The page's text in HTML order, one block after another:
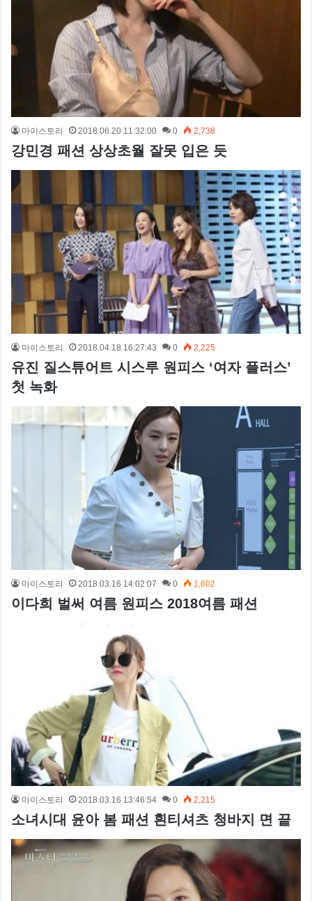
마이스토리 2018.06.20 11:32:00 0 2,738
강민경 패션 상상초월 잘못 입은 듯
마이스토리 2018.04.18 16:27:43 0 2,225
유진 질스튜어트 시스루 원피스 ‘여자 플러스’
첫 녹화
마이스토리 2018.03.16 14:02:07 0 1,602
이다희 벌써 여름 원피스 2018여름 패션
마이스토리 2018.03.16 13:46:54 0 2,215
소녀시대 윤아 봄 패션 흰티셔츠 청바지 면 끝